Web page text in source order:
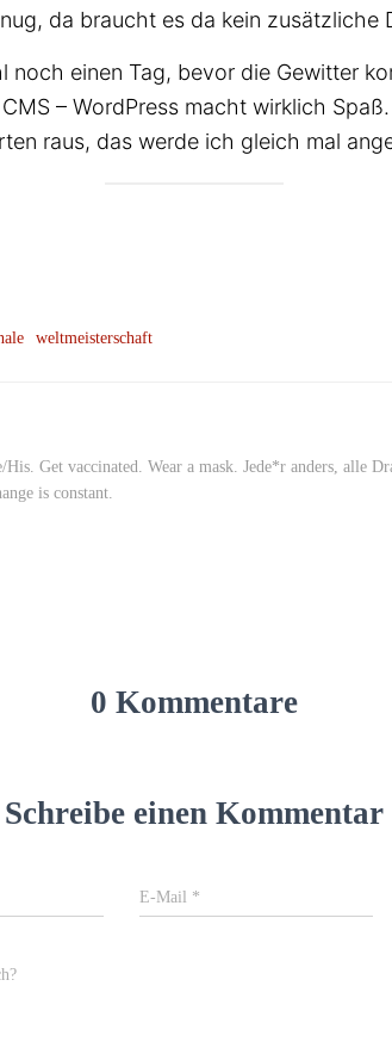
da braucht es da kein zusätzliche
noch einen Tag, bevor die Gewitter
– WordPress macht wirklich
raus, das werde ich gleich mal
weltmeisterschaft
Get vaccinated. Wear a mask. Jede*r anders, alle
is constant.
0 Kommentare
Schreibe einen Kommentar
E-Mail *